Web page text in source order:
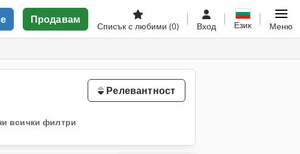
Продавам
Списък с любими (0) Вход Език Меню
Релевантност
всички филтри